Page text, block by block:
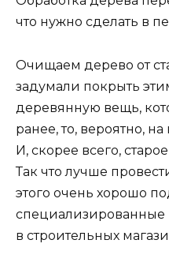
что нужно сделать в
Очищаем дерево от
задумали покрыть
деревянную вещь,
ранее, то, вероятно,
И, скорее всего,
Так что лучше
этого очень хорошо
в строительных